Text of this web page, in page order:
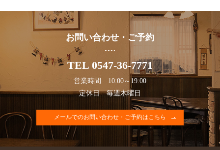
お問い合わせ・ご予約
TEL 0547-36-7771
営業時間 10:00～19:00
定休日 毎週木曜日
メールでのお問い合わせ・ご予約はこちら